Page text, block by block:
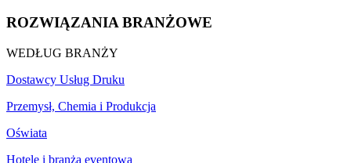
ROZWIĄZANIA BRANŻOWE
WEDŁUG BRANŻY
Dostawcy Usług Druku
Przemysł, Chemia i Produkcja
Oświata
Hotele i branża eventowa